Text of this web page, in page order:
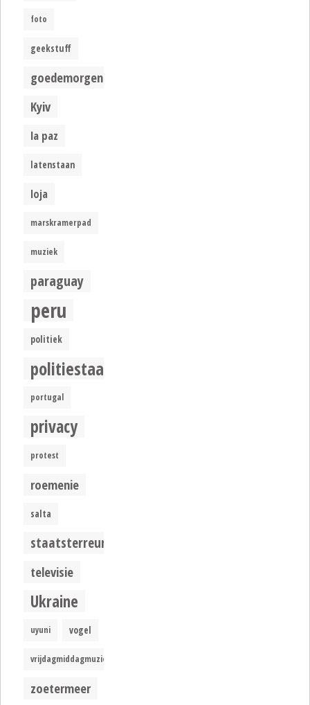
foto
geekstuff
goedemorgen
Kyiv
la paz
latenstaan
loja
marskramerpad
muziek
paraguay
peru
politiek
politiestaat
portugal
privacy
protest
roemenie
salta
staatsterreur
televisie
Ukraine
uyuni vogel
vrijdagmiddagmuziek
zoetermeer